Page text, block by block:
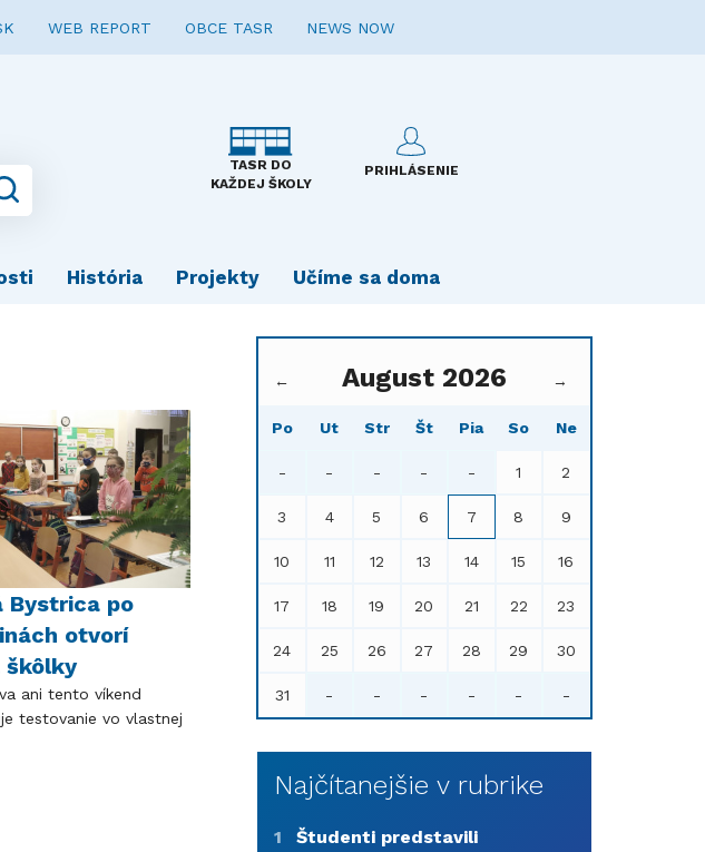
WEB REPORT OBCE TASR NEWS NOW
TASR DO
KAŽDEJ ŠKOLY
PRIHLÁSENIE
História Projekty Učíme sa doma
Bystrica po
otvorí
škôlky
ani tento víkend
testovanie vo vlastnej
← August 2026 →
Po Ut Str Št Pia So Ne
- - - - - 1 2
3 4 5 6 7 8 9
10 11 12 13 14 15 16
17 18 19 20 21 22 23
24 25 26 27 28 29 30
31 - - - - - -
Najčítanejšie v rubrike
1
Študenti predstavili